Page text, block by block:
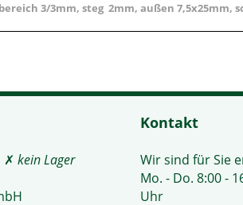
3/3mm, steg 2mm, außen 7,5x25mm,
✗ kein Lager
Kontakt
Wir sind für Sie
Mo. - Do. 8:00 -
Uhr